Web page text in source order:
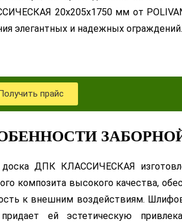
20х205х1750 мм от
элегантных и надежных ограждений.
прайс
доска ДПК КЛАССИЧЕСКАЯ
композита высокого качества,
к внешним воздействиям.
ей эстетическую